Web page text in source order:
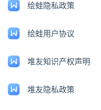
绘蛙隐私政策
绘蛙用户协议
堆友知识产权声明
堆友隐私政策